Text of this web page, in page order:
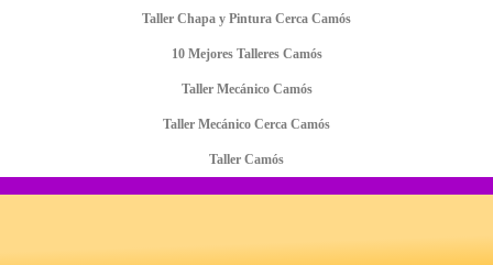
Taller Chapa y Pintura Cerca Camós
10 Mejores Talleres Camós
Taller Mecánico Camós
Taller Mecánico Cerca Camós
Taller Camós